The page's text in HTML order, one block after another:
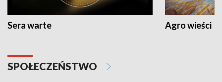
Sera warte Agro wieści
SPOŁECZEŃSTWO